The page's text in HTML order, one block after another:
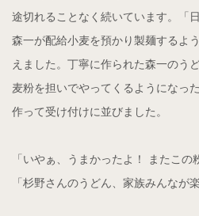
途切れることなく続いています。「
森一が配給小麦を預かり製麺するよ
えました。丁寧に作られた森一のう
麦粉を担いでやってくるようになっ
作って受け付けに並びました。
「いやぁ、うまかったよ！ またこの
「杉野さんのうどん、家族みんなが